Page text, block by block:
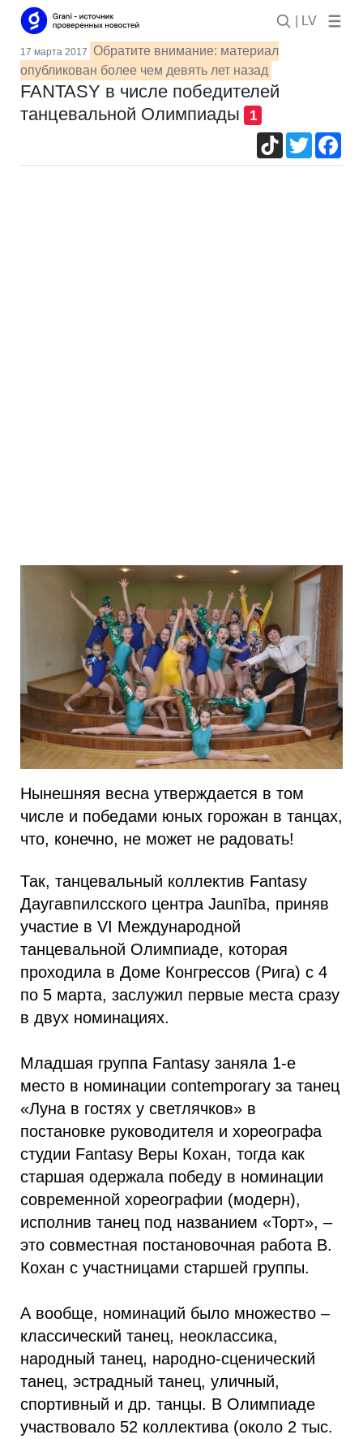
| LV
17 марта 2017 Обратите внимание: материал
опубликован более чем девять лет назад
FANTASY в числе победителей
танцевальной Олимпиады
1
TikTokTwitter
Нынешняя весна утверждается в том
числе и победами юных горожан в танцах,
что, конечно, не может не радовать!
Так, танцевальный коллектив Fantasy
Даугавпилсского центра Jaunība, приняв
участие в VI Международной
танцевальной Олимпиаде, которая
проходила в Доме Конгрессов (Рига) с 4
по 5 марта, заслужил первые места сразу
в двух номинациях.
Младшая группа Fantasy заняла 1-е
место в номинации contemporary за танец
«Луна в гостях у светлячков» в
постановке руководителя и хореографа
студии Fantasy Веры Кохан, тогда как
старшая одержала победу в номинации
современной хореографии (модерн),
исполнив танец под названием «Торт», –
это совместная постановочная работа В.
Кохан с участницами старшей группы.
А вообще, номинаций было множество –
классический танец, неоклассика,
народный танец, народно-сценический
танец, эстрадный танец, уличный,
спортивный и др. танцы. В Олимпиаде
участвовало 52 коллектива (около 2 тыс.